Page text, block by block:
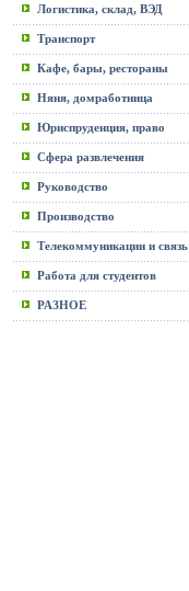
Логистика, склад, ВЭД
Транспорт
Кафе, бары, рестораны
Няня, домработница
Юриспруденция, право
Сфера развлечения
Руководство
Производство
Телекоммуникации и связь
Работа для студентов
РАЗНОЕ